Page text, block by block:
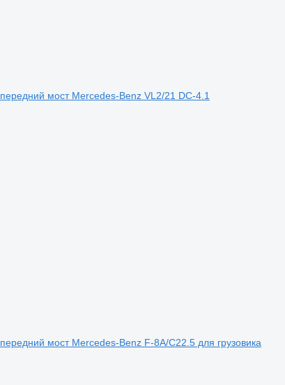
передний мост Mercedes-Benz VL2/21 DC-4.1
передний мост Mercedes-Benz F-8A/C22.5 для грузовика